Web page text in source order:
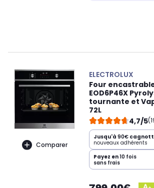
Comparer
ELECTROLUX
Four encastrable
EOD6P46X
tournante et
72L
4,7/5
Jusqu'à 90€
nouveaux adhérents
Payez en10 fois
sans frais